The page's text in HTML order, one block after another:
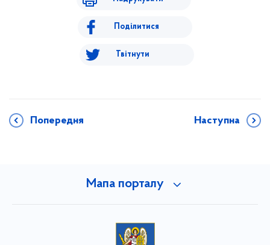
Поділитися
Твітнути
Попередня Наступна
Мапа порталу